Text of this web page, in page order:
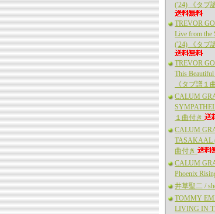
('24) 《タブ
TREVOR
Live from the
('24) 《タブ
TREVOR
This
《タブ譜１
CALUM
１曲付き
CALUM
TASAKAAL
曲付き
CALUM
Phoenix
井草聖二 /
TOMMY
LIVING IN